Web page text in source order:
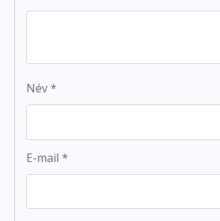
Név*
E-mail *